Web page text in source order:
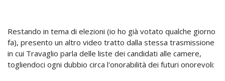
Restando in tema di elezioni (io ho già votato qualche giorno
fa), presento un altro video tratto dalla stessa trasmissione
in cui Travaglio parla delle liste dei candidati alle camere,
togliendoci ogni dubbio circa l'onorabilità dei futuri onorevoli: